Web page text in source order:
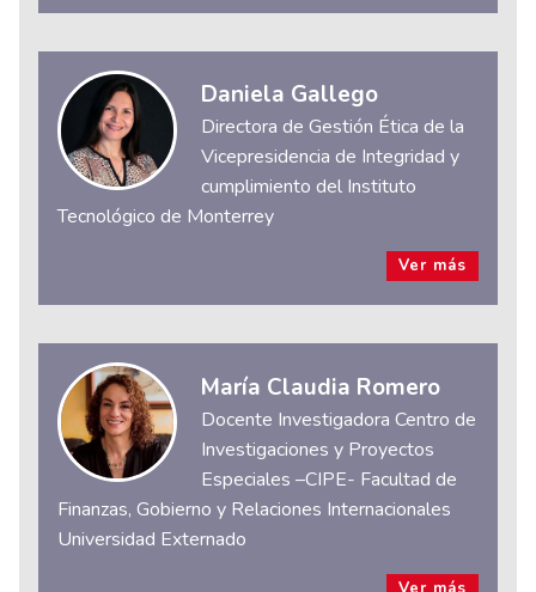
Daniela Gallego
Directora de Gestión Ética de la
Vicepresidencia de Integridad y
cumplimiento del Instituto
Tecnológico de Monterrey
Ver más
María Claudia Romero
Docente Investigadora Centro de
Investigaciones y Proyectos
Especiales –CIPE- Facultad de
Finanzas, Gobierno y Relaciones Internacionales
Universidad Externado